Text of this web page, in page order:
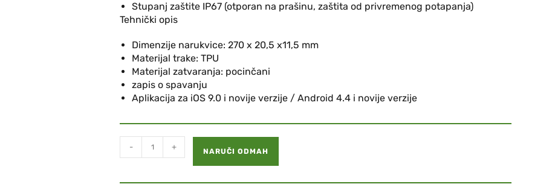
Stupanj zaštite IP67 (otporan na prašinu, zaštita od privremenog potapanja)
Tehnički opis
Dimenzije narukvice: 270 x 20,5 x11,5 mm
Materijal trake: TPU
Materijal zatvaranja: pocinčani
zapis o spavanju
Aplikacija za iOS 9.0 i novije verzije / Android 4.4 i novije verzije
- + NARUČI ODMAH